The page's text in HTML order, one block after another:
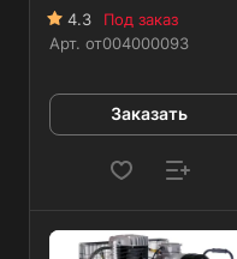
4.3
Под заказ
Арт. от004000093
Заказать